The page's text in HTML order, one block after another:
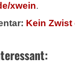
xwein.
Kein Zwist